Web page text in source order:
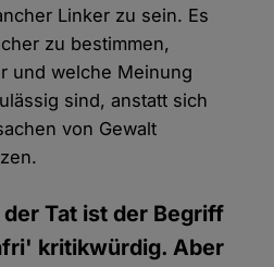
Linker zu sein. Es
zu bestimmen,
und welche Meinung
sind, anstatt sich
von Gewalt
Tat ist der Begriff
kritikwürdig. Aber